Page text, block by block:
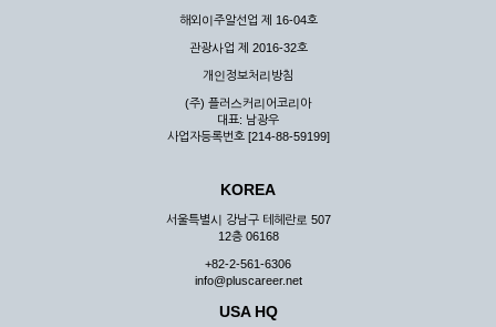
해외이주알선업 제 16-04호
관광사업 제 2016-32호
개인정보처리방침
(주) 플러스커리어코리아
대표: 남광우
사업자등록번호 [214-88-59199]
KOREA
서울특별시 강남구 테헤란로 507
12층 06168
+82-2-561-6306
info@pluscareer.net
USA HQ